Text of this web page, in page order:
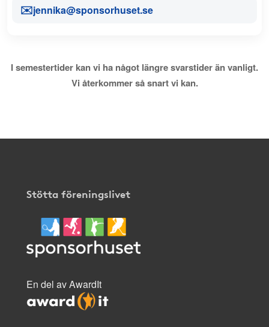
✉️jennika@sponsorhuset.se
I semestertider kan vi ha något längre svarstider än vanligt.
Vi återkommer så snart vi kan.
Stötta föreningslivet
En del av AwardIt